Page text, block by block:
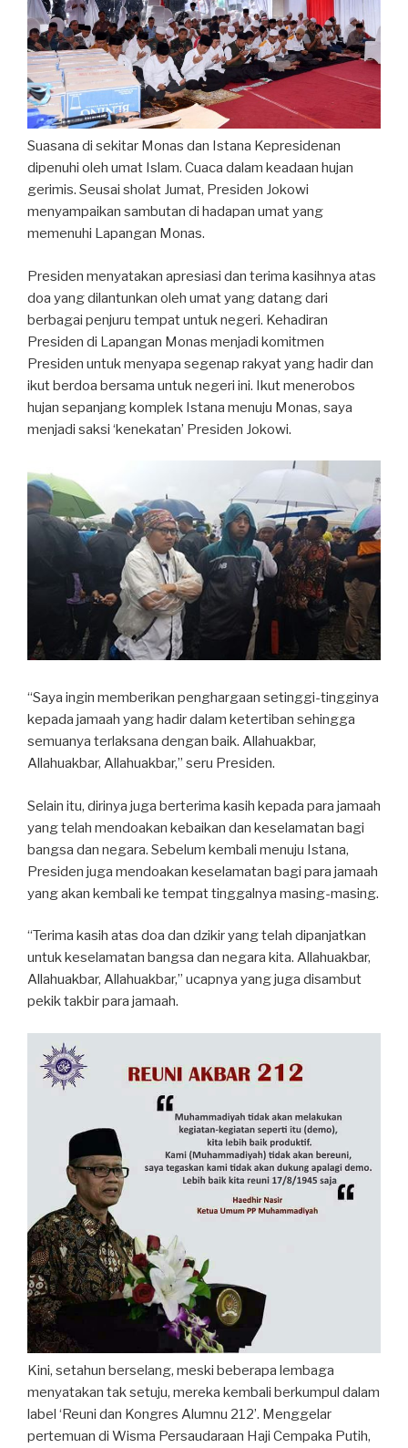
Suasana di sekitar Monas dan Istana Kepresidenan
dipenuhi oleh umat Islam. Cuaca dalam keadaan hujan
gerimis. Seusai sholat Jumat, Presiden Jokowi
menyampaikan sambutan di hadapan umat yang
memenuhi Lapangan Monas.
Presiden menyatakan apresiasi dan terima kasihnya atas
doa yang dilantunkan oleh umat yang datang dari
berbagai penjuru tempat untuk negeri. Kehadiran
Presiden di Lapangan Monas menjadi komitmen
Presiden untuk menyapa segenap rakyat yang hadir dan
ikut berdoa bersama untuk negeri ini. Ikut menerobos
hujan sepanjang komplek Istana menuju Monas, saya
menjadi saksi ‘kenekatan’ Presiden Jokowi.
“Saya ingin memberikan penghargaan setinggi-tingginya
kepada jamaah yang hadir dalam ketertiban sehingga
semuanya terlaksana dengan baik. Allahuakbar,
Allahuakbar, Allahuakbar,” seru Presiden.
Selain itu, dirinya juga berterima kasih kepada para jamaah
yang telah mendoakan kebaikan dan keselamatan bagi
bangsa dan negara. Sebelum kembali menuju Istana,
Presiden juga mendoakan keselamatan bagi para jamaah
yang akan kembali ke tempat tinggalnya masing-masing.
“Terima kasih atas doa dan dzikir yang telah dipanjatkan
untuk keselamatan bangsa dan negara kita. Allahuakbar,
Allahuakbar, Allahuakbar,” ucapnya yang juga disambut
pekik takbir para jamaah.
Kini, setahun berselang, meski beberapa lembaga
menyatakan tak setuju, mereka kembali berkumpul dalam
label ‘Reuni dan Kongres Alumnu 212’. Menggelar
pertemuan di Wisma Persaudaraan Haji Cempaka Putih,